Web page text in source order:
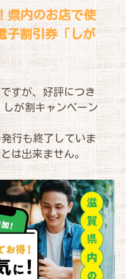
県内のお店で使
子割引券「しが
すが、好評につき
しが割キャンペーン
行も終了していま
は出来ません。